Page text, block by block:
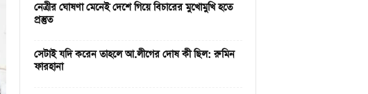
নেত্রীর ঘোষণা মেনেই দেশে গিয়ে বিচারের মুখোমুখি হতে
প্রস্তুত
সেটাই যদি করেন তাহলে আ.লীগের দোষ কী ছিল: রুমিন
ফারহানা